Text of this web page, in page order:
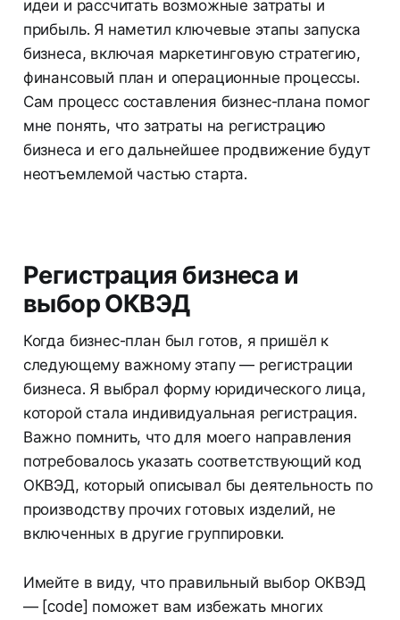
идеи и рассчитать возможные затраты и
прибыль. Я наметил ключевые этапы запуска
бизнеса, включая маркетинговую стратегию,
финансовый план и операционные процессы.
Сам процесс составления бизнес-плана помог
мне понять, что затраты на регистрацию
бизнеса и его дальнейшее продвижение будут
неотъемлемой частью старта.
Регистрация бизнеса и
выбор ОКВЭД
Когда бизнес-план был готов, я пришёл к
следующему важному этапу — регистрации
бизнеса. Я выбрал форму юридического лица,
которой стала индивидуальная регистрация.
Важно помнить, что для моего направления
потребовалось указать соответствующий код
ОКВЭД, который описывал бы деятельность по
производству прочих готовых изделий, не
включенных в другие группировки.
Имейте в виду, что правильный выбор ОКВЭД
— [code] поможет вам избежать многих